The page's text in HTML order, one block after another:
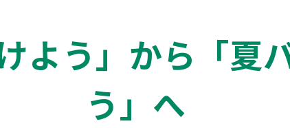
よう」から「夏
う」へ